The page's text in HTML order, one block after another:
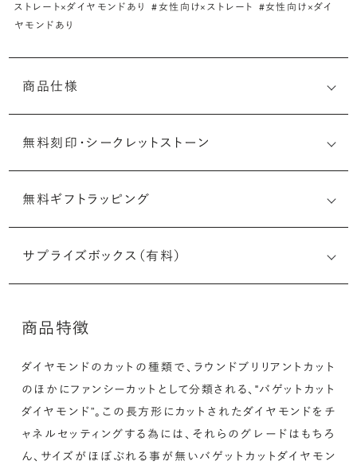
ストレート×ダイヤモンドあり
#女性向け×ストレート #女性向け×ダイ
ヤモンドあり
商品仕様
アフターサービス詳細
無料刻印・ シークレットストーン
刻印メッセージ：半角英数字20文字まで刻印可能
ルなメッセージを無料で刻印することができます。注文前だ
けでなく購入後の刻印も、リングに初めて施す初回の刻印
が異なる場合があります。詳細は「商品仕様」欄をご確認く
詳しく見る
シークレットストーン：指輪の内側に留める宝石のこ
無料ギフトラッピング
サプライズボックス（有料）
商品特徴
ダイヤモンドのカットの種類で、ラウンドブリリアントカット
のほかにファンシーカットとして分類される、"バゲットカット
ダイヤモンド”。この長方形にカットされたダイヤモンドをチ
ャネルセッティングする為には、それらのグレードはもちろ
ん、サイズがほぼぶれる事が無いバゲットカットダイヤモン